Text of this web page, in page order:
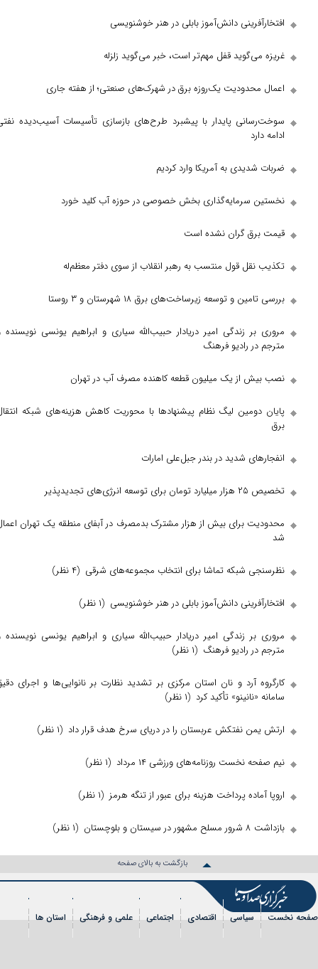
بحث ترین ها
افتخارآفرینی دانش‌آموز بابلی در هنر خوشنویسی
غریزه می‌گوید قفل مهم‌تر است، خبر می‌گوید زلزله
اعمال محدودیت یک‌روزه برق در شهرک‌های صنعتی؛ از هفته جاری
سوخت‌رسانی پایدار با پیشبرد طرح‌های بازسازی تأسیسات آسیب‌دیده نفتی
ادامه دارد
ضربات شدیدی به آمریکا وارد کردیم
نخستین سرمایه‌گذاری بخش خصوصی در حوزه آب کلید خورد
قیمت برق گران نشده است
تکذیب نقل قول منتسب به رهبر انقلاب از سوی دفتر معظم‌له
بررسی تامین و توسعه زیرساخت‌های برق ۱۸ شهرستان و ۳ روستا
مروری بر زندگی امیر دریادار حبیب‌الله سیاری و ابراهیم یونسی نویسنده و
مترجم در رادیو فرهنگ
نصب بیش از یک میلیون قطعه کاهنده مصرف آب در تهران
پایان دومین لیگ نظام پیشنهادها با محوریت کاهش هزینه‌های شبکه انتقال
انفجارهای شدید در بندر جبل‌علی امارات
تخصیص ۲۵ هزار میلیارد تومان برای توسعه انرژی‌های تجدیدپذیر
محدودیت برای بیش از هزار مشترک بدمصرف در آبفای منطقه یک تهران اعمال
نظرسنجی شبکه تماشا برای انتخاب مجموعه‌های شرقی(۴ نظر)
افتخارآفرینی دانش‌آموز بابلی در هنر خوشنویسی(۱ نظر)
مروری بر زندگی امیر دریادار حبیب‌الله سیاری و ابراهیم یونسی نویسنده و
مترجم در رادیو فرهنگ(۱ نظر)
کارگروه آرد و نان استان مرکزی بر تشدید نظارت بر نانوایی‌ها و اجرای دقیق
سامانه «نانینو» تأکید کرد(۱ نظر)
ارتش یمن نفتکش عربستان را در دریای سرخ هدف قرار داد (۱ نظر)
نیم صفحه نخست روزنامه‌های ورزشی ۱۴ مرداد (۱ نظر)
اروپا آماده پرداخت هزینه برای عبور از تنگه هرمز(۱ نظر)
بازداشت ۸ شرور مسلح مشهور در سیستان و بلوچستان (۱ نظر)
بازگشت به بالای صفحه
نخست سیاسی اقتصادی اجتماعی علمی و فرهنگی استان ها